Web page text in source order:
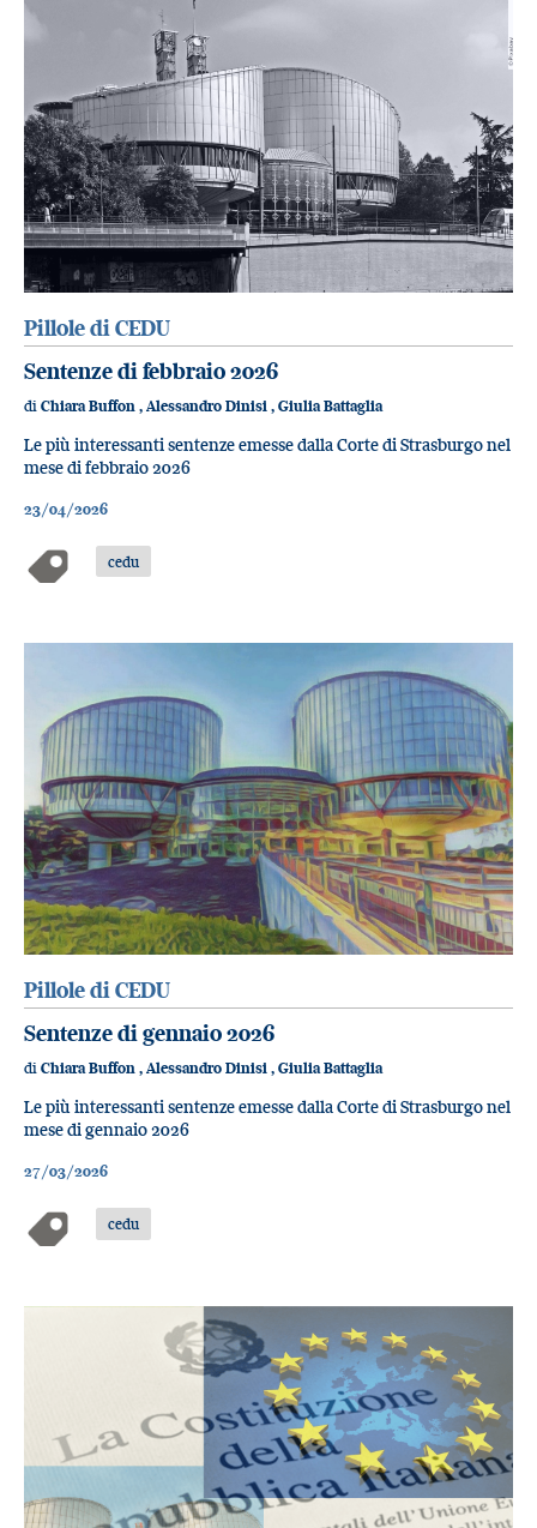
Pillole di CEDU
Sentenze di febbraio 2026
di Chiara Buffon , Alessandro Dinisi , Giulia Battaglia
Le più interessanti sentenze emesse dalla Corte di Strasburgo nel
mese di febbraio 2026
23/04/2026
cedu
Pillole di CEDU
Sentenze di gennaio 2026
di Chiara Buffon , Alessandro Dinisi , Giulia Battaglia
Le più interessanti sentenze emesse dalla Corte di Strasburgo nel
mese di gennaio 2026
27/03/2026
cedu